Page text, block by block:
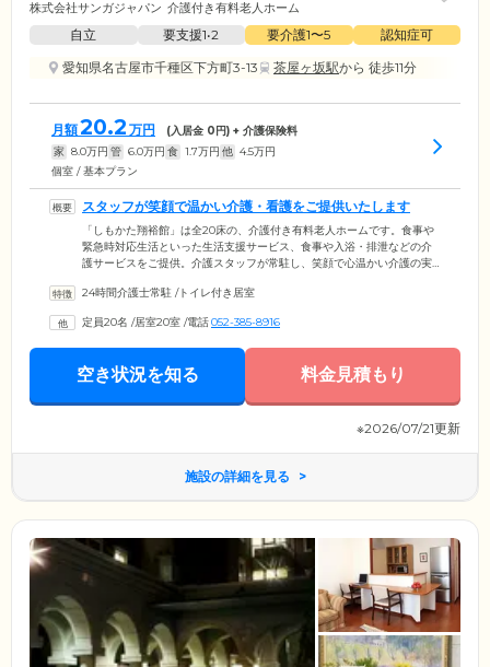
株式会社サンガジャパン 介護付き有料老人ホーム
自立 要支援1•2 要介護1〜5
認知症可
愛知県名古屋市千種区下方町3-13
茶屋ヶ坂駅から 徒歩11分
月額20.2 万円 (入居金 0円) + 介護保険料
家 8.0万円 管 6.0万円 食 1.7万円 他 4.5万円
個室 / 基本プラン
スタッフが笑顔で温かい介護・看護をご提供いたします
「しもかた翔裕館」は全20床の、介護付き有料老人ホームです。食事や
緊急時対応生活といった生活支援サービス、食事や入浴・排泄などの介
護サービスをご提供。介護スタッフが常駐し、笑顔で心温かい介護の実
拍・呼吸の測定といった定期的なバイタル測定のほか、日々の生活のご
連携体制も整っており、月2回の往診などを実施しています。ご入居様の
健康管理、病気の早期発見、治療にも迅速に対応できる体制です。ま
気軽にご相談ください。
24時間介護士常駐 /トイレ付き居室
定員20名 /居室20室 /電話052-385-8916
空き状況を知る 料金見積もり
※2026/07/21更新
施設の詳細を見る